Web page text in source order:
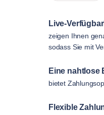
Live-
zeigen Ihnen
sodass Sie mit
Eine
bietet
Flexible